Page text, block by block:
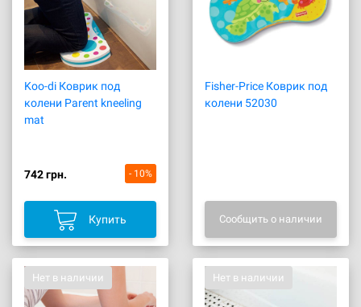
Koo-di Коврик под
колени Parent kneeling
mat
742 грн. - 10%
Купить
Fisher-Price Коврик под
колени 52030
Сообщить о наличии
Нет в наличии Нет в наличии